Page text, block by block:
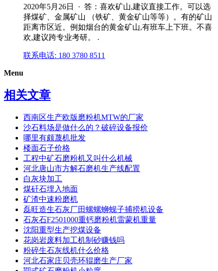
2020年5月26日 · 答：喜欢矿山,建议直接工作。可以选
择煤矿、金属矿山 （铁矿、黄金矿山等等）。有的矿山
距离市区近。例如烟台的黄金矿山,有班车上下班。不喜
欢,建议跨专业考研。 .
联系电话: 180 3780 8511
Menu
相关文章
西南区生产欧版磨粉机MTW的厂家
沙石料场是做什么的？破碎设备报价
哪里有颇蔑机批发
楼面石子价格
工程中矿石磨粉机又叫什么机械
河北唐山市方解石磨机生产线配置
白灰块加工
煤矸石埋入地面
矿渣中速粉磨机
磊旺造生石灰厂田螺螺蛳蚬子捕捞机设备
石灰石F2501000重钙磨粉机雷蒙机重量
沈阳重型生产挖煤设备
花岗岩废料加工机制砂赚钱吗
粉碎生石灰线机什么价格
河北石家庄贝壳环辊磨生产厂家